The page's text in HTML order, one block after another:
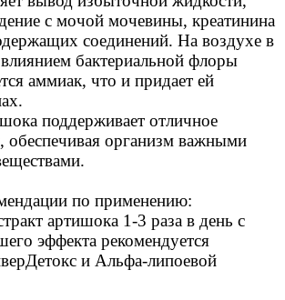
с мочой мочевины, креатинина
соединений. На воздухе в
бактериальной флоры
аммиак, что и придает ей
поддерживает отличное
обеспечивая организм важными
по применению:
артишока 1-3 раза в день с
эффекта рекомендуется
и Альфа-липоевой